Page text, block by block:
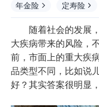
年金险 定寿险
随着社会的发展，
大疾病带来的风险，
前，市面上的重大疾
品类型不同，比如说
好？其实答案很明显